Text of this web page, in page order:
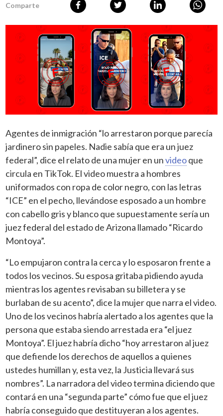
Comparte
Agentes de inmigración “lo arrestaron porque parecía
jardinero sin papeles. Nadie sabía que era un juez
federal”, dice el relato de una mujer en unvideoque
circula en TikTok. El video muestra a hombres
uniformados con ropa de color negro, con las letras
“ICE” en el pecho, llevándose esposado a un hombre
con cabello gris y blanco que supuestamente sería un
juez federal del estado de Arizona llamado “Ricardo
Montoya”.
“Lo empujaron contra la cerca y lo esposaron frente a
todos los vecinos. Su esposa gritaba pidiendo ayuda
mientras los agentes revisaban su billetera y se
burlaban de su acento”, dice la mujer que narra el video.
Uno de los vecinos habría alertado a los agentes que la
persona que estaba siendo arrestada era “el juez
Montoya”. El juez habría dicho “hoy arrestaron al juez
que defiende los derechos de aquellos a quienes
ustedes humillan y, esta vez, la Justicia llevará sus
nombres”. La narradora del video termina diciendo que
contará en una “segunda parte” cómo fue que el juez
habría conseguido que destituyeran a los agentes.